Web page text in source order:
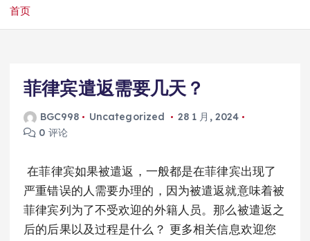
首页
菲律宾遣返需要几天？
BGC998 Uncategorized
28 1 月, 2024
0 评论
在菲律宾如果被遣返，一般都是在菲律宾出现了
严重错误的人需要办理的，因为被遣返就意味着被
菲律宾列为了不受欢迎的外籍人员。那么被遣返之
后的后果以及过程是什么？ 更多相关信息欢迎您